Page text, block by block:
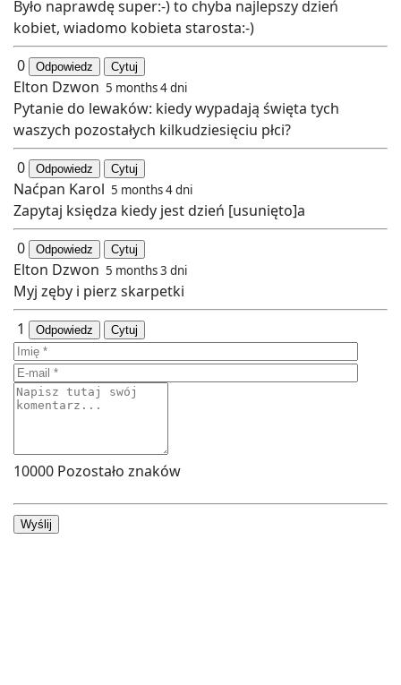
Było naprawdę super:-) to chyba najlepszy dzień
kobiet, wiadomo kobieta starosta:-)
0
Odpowiedz Cytuj
Elton Dzwon 5 months 4 dni
Pytanie do lewaków: kiedy wypadają święta tych
waszych pozostałych kilkudziesięciu płci?
0
Odpowiedz Cytuj
Naćpan Karol 5 months 4 dni
Zapytaj księdza kiedy jest dzień [usunięto]a
0
Odpowiedz Cytuj
Elton Dzwon 5 months 3 dni
Myj zęby i pierz skarpetki
1
Odpowiedz Cytuj
10000 Pozostało znaków
Wyślij